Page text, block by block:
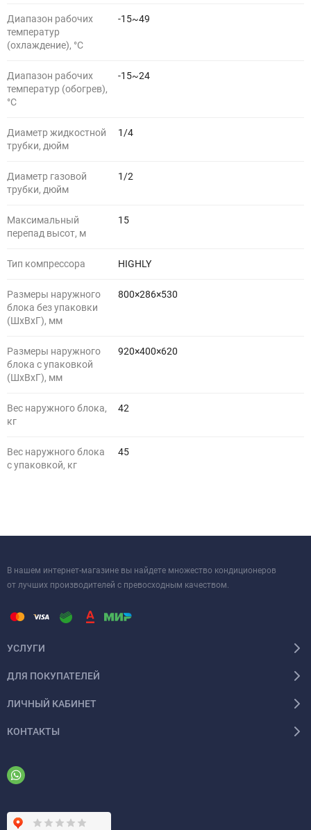
Диапазон рабочих
температур
(охлаждение), °С
-15~49
Диапазон рабочих
температур (обогрев),
°С
-15~24
Диаметр жидкостной
трубки, дюйм
1/4
Диаметр газовой
трубки, дюйм
1/2
Максимальный
перепад высот, м
15
Тип компрессора HIGHLY
Размеры наружного
блока без упаковки
(ШхВхГ), мм
800×286×530
Размеры наружного
блока с упаковкой
(ШхВхГ), мм
920×400×620
Вес наружного блока,
кг
42
Вес наружного блока
с упаковкой, кг
45
В нашем интернет-магазине вы найдете множество кондиционеров
от лучших производителей с превосходным качеством.
УСЛУГИ
ДЛЯ ПОКУПАТЕЛЕЙ
ЛИЧНЫЙ КАБИНЕТ
КОНТАКТЫ